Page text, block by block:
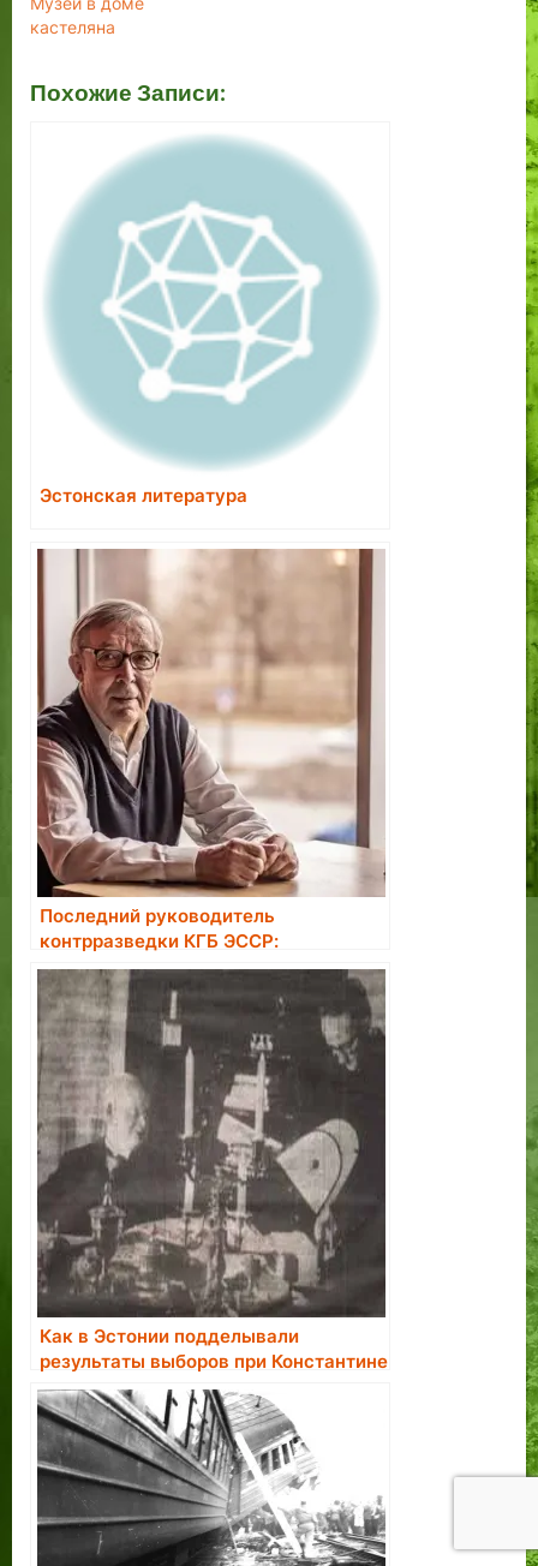
кастеляна
Похожие Записи:
Эстонская литература
Последний руководитель
контрразведки КГБ ЭССР:
большинство завербованных в
агенты считали это большой честью
Как в Эстонии подделывали
результаты выборов при Константине
Пятсе.